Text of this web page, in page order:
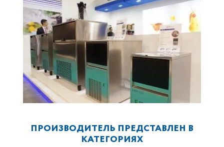
ПРОИЗВОДИТЕЛЬ ПРЕДСТАВЛЕН В
КАТЕГОРИЯХ